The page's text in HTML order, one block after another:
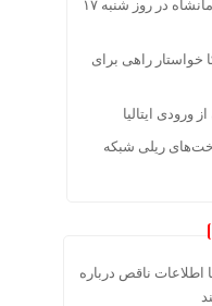
جدول زمانی قطع برق استان کرمانشاه در روز شنبه ۱۷
راهی برای
ورودی ایتالیا
ریلی شبکه
اطلاعات ناقص درباره